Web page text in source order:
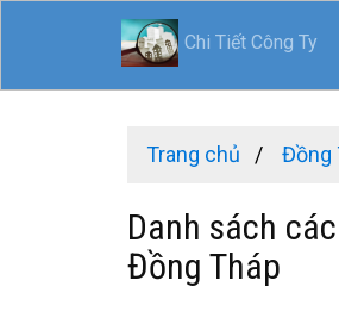
Chi Tiết Công Ty
Trang chủ Đồng
Danh sách
Đồng Tháp